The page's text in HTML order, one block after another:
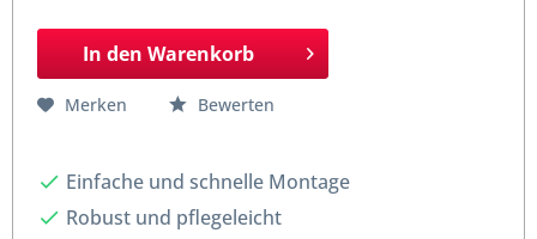
In den Warenkorb
Merken Bewerten
Einfache und schnelle Montage
Robust und pflegeleicht